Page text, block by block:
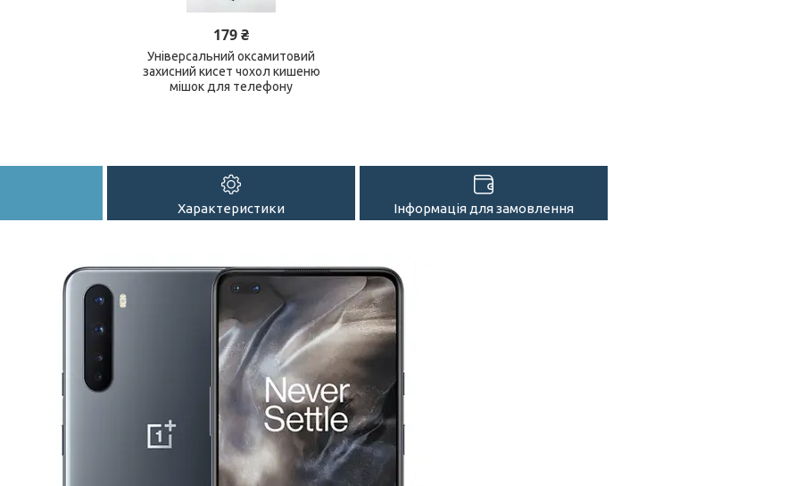
179 ₴
Універсальний оксамитовий
захисний кисет чохол кишеню
мішок для телефону
Характеристики Інформація для замовлення